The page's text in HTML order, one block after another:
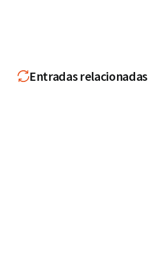
Entradas relacionadas